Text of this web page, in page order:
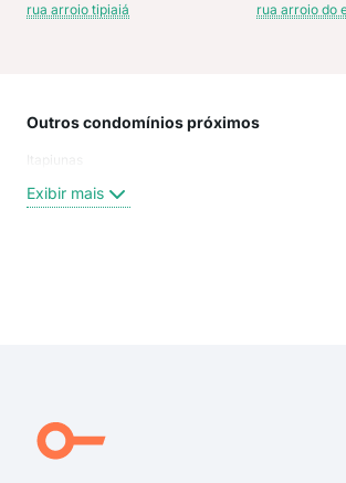
rua arroio tipiaiá rua arroio do
Outros condomínios próximos
Itapiunas
Exibir mais